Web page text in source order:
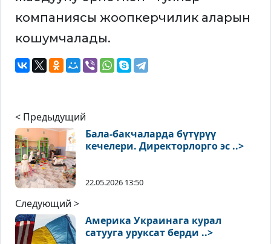
компаниясы жоопкерчилик аларын
кошумчалады.
< Предыдущий
Бала-бакчаларда бүтүрүү
кечелери. Директорлорго эс ..>
22.05.2026 13:50
Следующий >
Америка Украинага курал
сатууга уруксат берди ..>